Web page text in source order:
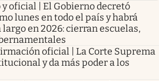
oficial | El Gobierno decretó
lunes en todo el país y habrá
en 2026: cierran escuelas,
oficial | La Corte Suprema
y da más poder a los